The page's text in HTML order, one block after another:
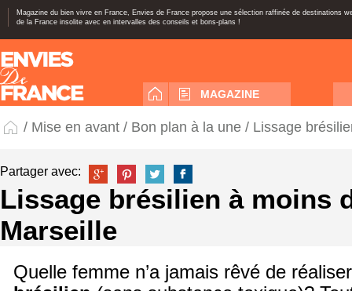
Magazine du bien vivre en France, Envies de France propose une sélection raffinée de destinations
de la France insolite avec en intervalles des conseils et bons-plans !
MAGAZINE
/ Mise en avant / Bon plan à la une / Lissage
Partager avec:
Lissage brésilien à moins
Marseille
Quelle femme n’a jamais rêvé de